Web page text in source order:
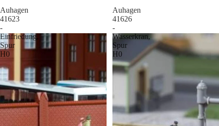
Auhagen
41623
-
Einfriedung,
Spur
H0
Auhagen
41626
-
Wasserkran,
Spur
H0